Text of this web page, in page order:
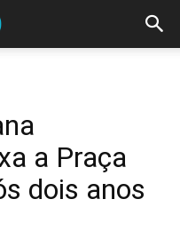
a Praça
dois anos